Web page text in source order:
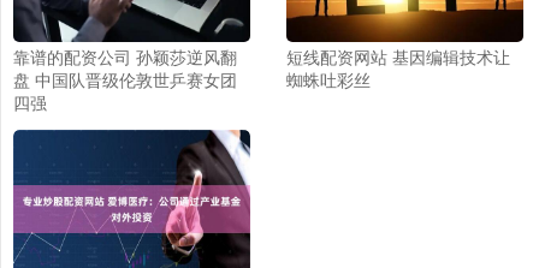
靠谱的配资公司 孙颖莎逆风翻
盘 中国队晋级伦敦世乒赛女团
四强
短线配资网站 基因编辑技术让
蜘蛛吐彩丝